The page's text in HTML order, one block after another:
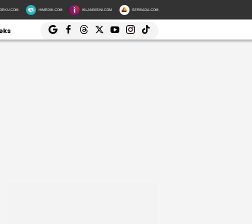
HIMEDIK.COM IKLANDISINI.COM SERBADA.COM